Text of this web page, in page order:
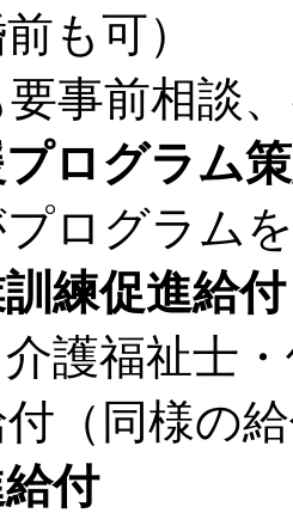
前も可）
事前相談
ログラム
ログラム
練促進給付
護福祉士・
（同様の
給付